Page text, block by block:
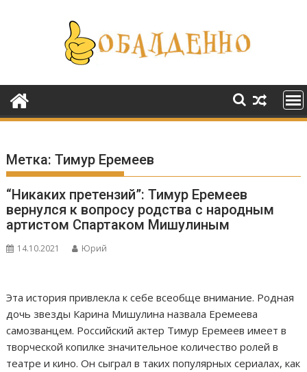
содержимому
Метка:Тимур Еремеев
“Никаких претензий”: Тимур Еремеев
вернулся к вопросу родства с народным
артистом Спартаком Мишулиным
14.10.2021 Юрий
Эта история привлекла к себе всеобще внимание. Родная
дочь звезды Карина Мишулина назвала Еремеева
самозванцем. Российский актер Тимур Еремеев имеет в
творческой копилке значительное количество ролей в
театре и кино. Он сыграл в таких популярных сериалах, как